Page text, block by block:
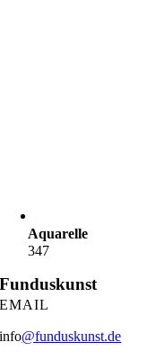
Aquarelle
347
Funduskunst
EMAIL
info@funduskunst.de